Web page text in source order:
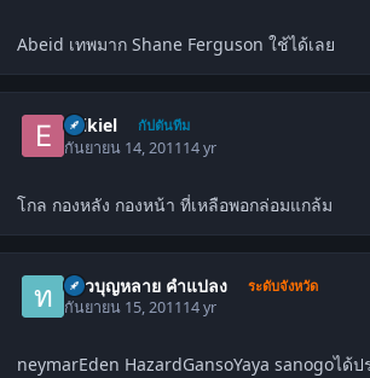
Abeid เทพมาก Shane Ferguson ใช้ได้เลย
Ezikiel กัปตันทีม
กันยายน 14, 201114 yr
โกล กองหลัง กองหน้า ที่เหลือพอกล่อมแกล้ม
ท้าวบุญหลาย คำแปลง ระดับจังหวัด
กันยายน 15, 201114 yr
neymarEden HazardGansoYaya sanogoได้